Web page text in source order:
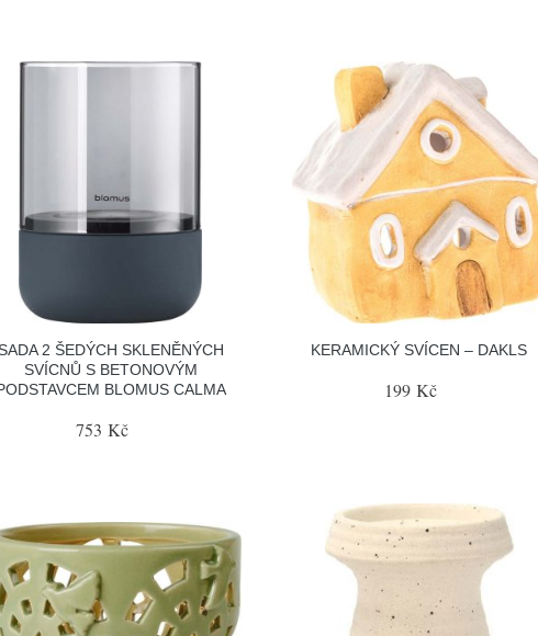
2 ŠEDÝCH SKLENĚNÝCH
SVÍCNŮ S BETONOVÝM
BLOMUS CALMA
753 Kč
KERAMICKÝ SVÍCEN – DAKLS
199 Kč